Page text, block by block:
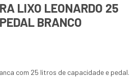
LIXO LEONARDO 25
BRANCO
com 25 litros de capacidade e pedal.